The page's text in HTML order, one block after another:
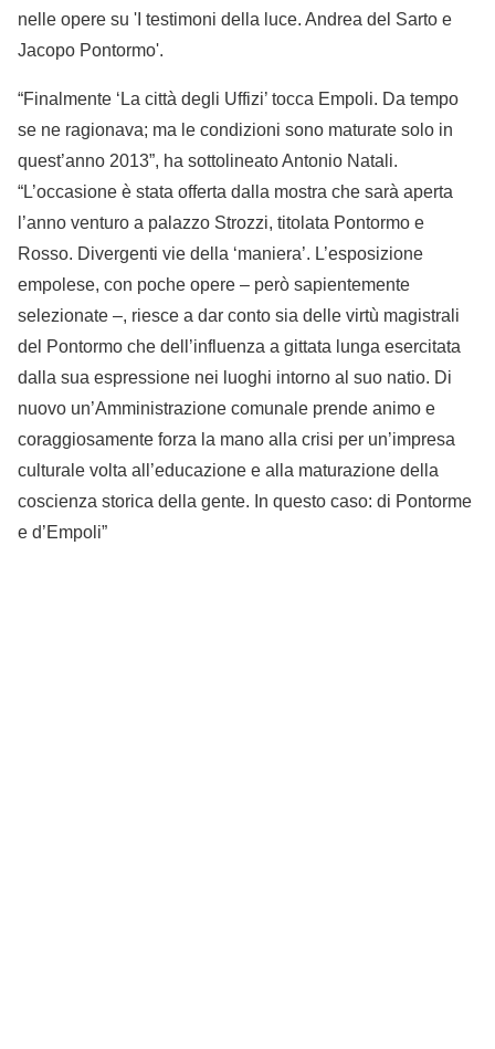
nelle opere su 'I testimoni della luce. Andrea del Sarto e
Jacopo Pontormo'.
“Finalmente ‘La città degli Uffizi’ tocca Empoli. Da tempo
se ne ragionava; ma le condizioni sono maturate solo in
quest’anno 2013”, ha sottolineato Antonio Natali.
“L’occasione è stata offerta dalla mostra che sarà aperta
l’anno venturo a palazzo Strozzi, titolata Pontormo e
Rosso. Divergenti vie della ‘maniera’. L’esposizione
empolese, con poche opere – però sapientemente
selezionate –, riesce a dar conto sia delle virtù magistrali
del Pontormo che dell’influenza a gittata lunga esercitata
dalla sua espressione nei luoghi intorno al suo natio. Di
nuovo un’Amministrazione comunale prende animo e
coraggiosamente forza la mano alla crisi per un’impresa
culturale volta all’educazione e alla maturazione della
coscienza storica della gente. In questo caso: di Pontorme
e d’Empoli”